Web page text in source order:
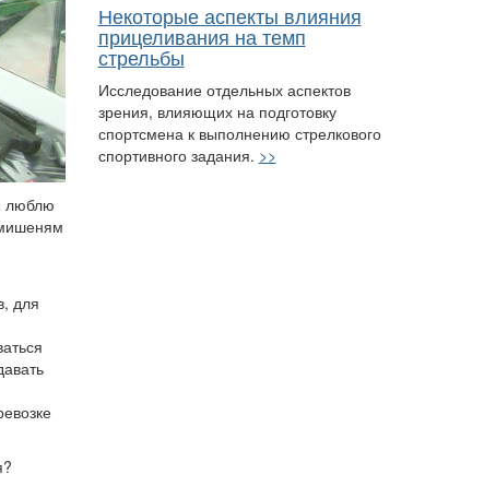
люблю
для
Некоторые аспекты влияния
прицеливания на темп
стрельбы
Исследование отдельных аспектов
зрения, влияющих на подготовку
спортсмена к выполнению стрелкового
спортивного задания. >>